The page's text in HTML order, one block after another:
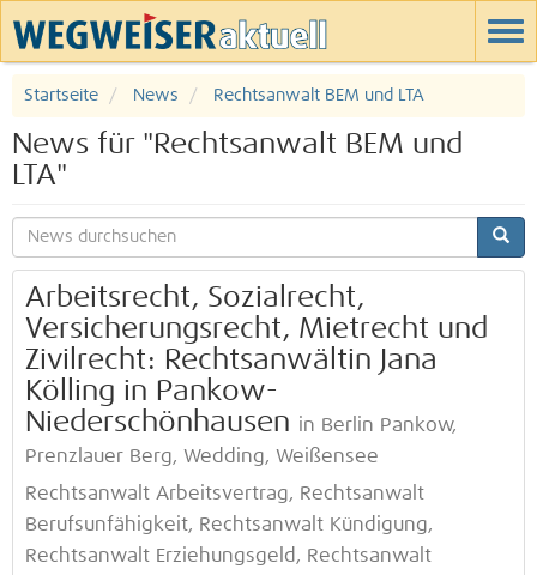
Startseite News Rechtsanwalt BEM und LTA
News für "Rechtsanwalt BEM und
LTA"
Arbeitsrecht, Sozialrecht,
Versicherungsrecht, Mietrecht und
Zivilrecht: Rechtsanwältin Jana
Kölling in Pankow-
Niederschönhausen in Berlin Pankow,
Prenzlauer Berg, Wedding, Weißensee
Rechtsanwalt Arbeitsvertrag, Rechtsanwalt
Berufsunfähigkeit, Rechtsanwalt Kündigung,
Rechtsanwalt Erziehungsgeld, Rechtsanwalt